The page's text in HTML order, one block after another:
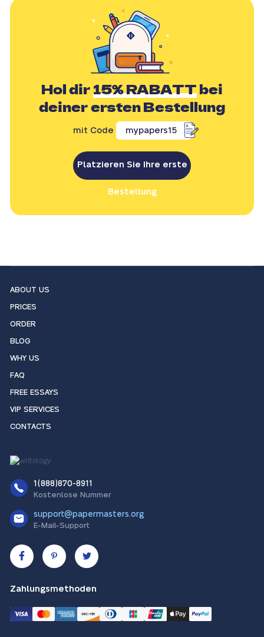
Hol dir15% RABATTbei
deiner ersten Bestellung
mit Code mypapers15
Platzieren Sie Ihre erste
Bestellung
ABOUT US
PRICES
ORDER
BLOG
WHY US
FAQ
FREE ESSAYS
VIP SERVICES
CONTACTS
1(888)870-8911
Kostenlose Nummer
support@papermasters.org
E-Mail-Support
Zahlungsmethoden